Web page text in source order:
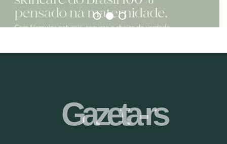
Gazeta-rs